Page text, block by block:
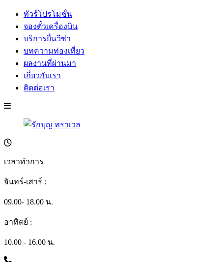
ทัวร์โปรโมชั่น
จองตั๋วเครื่องบิน
บริการยื่นวีซ่า
บทความท่องเที่ยว
ผลงานที่ผ่านมา
เกี่ยวกับเรา
ติดต่อเรา
เวลาทำการ
จันทร์-เสาร์ :
09.00- 18.00 น.
อาทิตย์ :
10.00 - 16.00 น.